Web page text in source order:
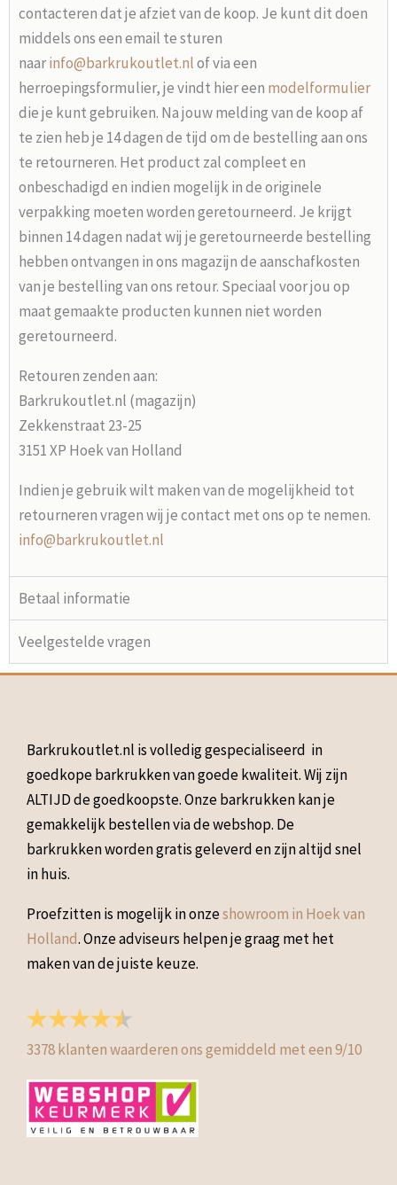
contacteren dat je afziet van de koop. Je kunt dit doen
middels ons een email te sturen
naarinfo@barkrukoutlet.nlof via een
herroepingsformulier, je vindt hier een modelformulier
die je kunt gebruiken. Na jouw melding van de koop af
te zien heb je 14 dagen de tijd om de bestelling aan ons
te retourneren. Het product zal compleet en
onbeschadigd en indien mogelijk in de originele
verpakking moeten worden geretourneerd. Je krijgt
binnen 14 dagen nadat wij je geretourneerde bestelling
hebben ontvangen in ons magazijn de aanschafkosten
van je bestelling van ons retour. Speciaal voor jou op
maat gemaakte producten kunnen niet worden
geretourneerd.
Retouren zenden aan:
Barkrukoutlet.nl (magazijn)
Zekkenstraat 23-25
3151 XP Hoek van Holland
Indien je gebruik wilt maken van de mogelijkheid tot
retourneren vragen wij je contact met ons op te nemen.
info@barkrukoutlet.nl
Betaal informatie
Veelgestelde vragen
Barkrukoutlet.nl is volledig gespecialiseerd in
goedkope barkrukken van goede kwaliteit. Wij zijn
ALTIJD de goedkoopste. Onze barkrukken kan je
gemakkelijk bestellen via de webshop. De
barkrukken worden gratis geleverd en zijn altijd snel
in huis.
Proefzitten is mogelijk in onzeshowroom in Hoek van
Holland. Onze adviseurs helpen je graag met het
maken van de juiste keuze.
3378klanten waarderen ons gemiddeld met een9/10